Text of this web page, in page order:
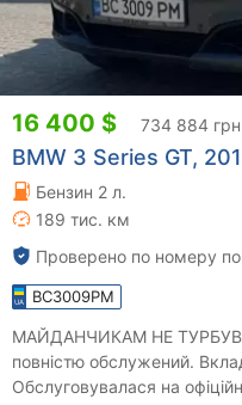
16 400 $ 734 884 грн
BMW 3 Series GT,
Бензин 2 л.
189 тис. км
Проверено по номеру
BC3009PM
МАЙДАНЧИКАМ НЕ ТУРБУВАТИ!! Продаю свій
повністю обслужений.
Обслуговувалася на